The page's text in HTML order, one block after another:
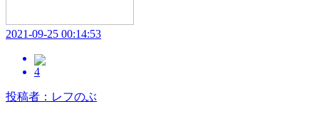
2021-09-25 00:14:53
4
投稿者：レフのぶ